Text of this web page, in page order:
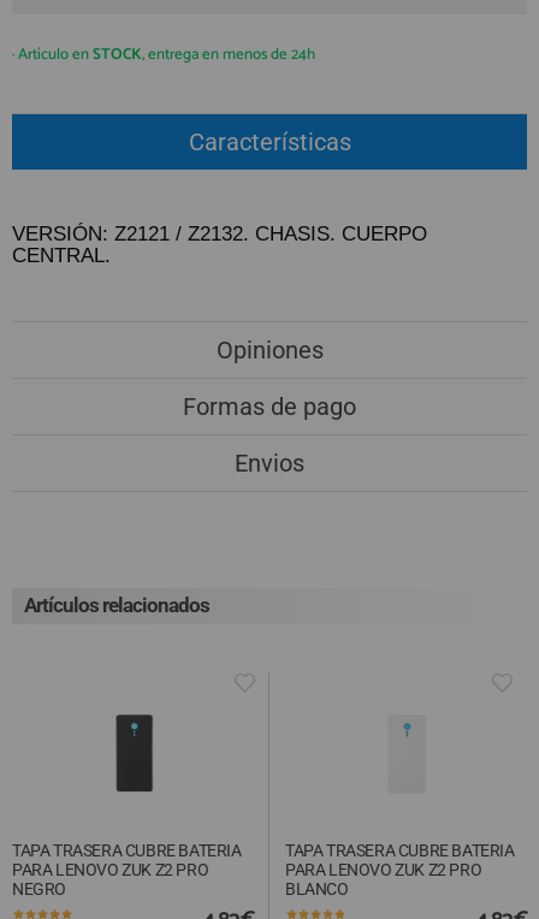
GUÍA DE COMPRA
912 477 744
HORARIO de TIENDA:
También atendemos Whatsapp
· Artículo enSTOCK, entrega en menos de 24h
Características
VERSIÓN: Z2121 / Z2132. CHASIS. CUERPO
CENTRAL.
Opiniones
Formas de pago
Envios
Artículos relacionados
TAPA TRASERA CUBRE BATERIA
PARA LENOVO ZUK Z2 PRO
NEGRO
TAPA TRASERA CUBRE BATERIA
PARA LENOVO ZUK Z2 PRO
BLANCO